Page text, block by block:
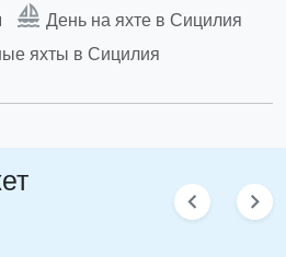
sailing День на яхте в Сицилия
яхты в Сицилия
chevron_left chevron_right